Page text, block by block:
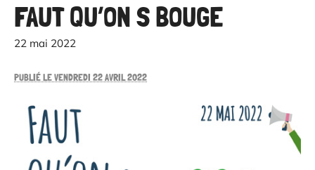
FAUT QU’ON S BOUGE
22 mai 2022
PUBLIÉ LE VENDREDI 22 AVRIL 2022